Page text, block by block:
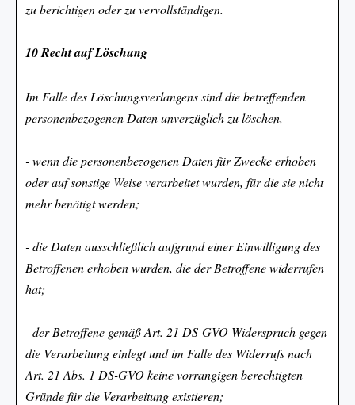
zu berichtigen oder zu vervollständigen.
10 Recht auf Löschung
Im Falle des Löschungsverlangens sind die betreffenden
personenbezogenen Daten unverzüglich zu löschen,
- wenn die personenbezogenen Daten für Zwecke erhoben
oder auf sonstige Weise verarbeitet wurden, für die sie nicht
mehr benötigt werden;
- die Daten ausschließlich aufgrund einer Einwilligung des
Betroffenen erhoben wurden, die der Betroffene widerrufen
hat;
- der Betroffene gemäß Art. 21 DS-GVO Widerspruch gegen
die Verarbeitung einlegt und im Falle des Widerrufs nach
Art. 21 Abs. 1 DS-GVO keine vorrangigen berechtigten
Gründe für die Verarbeitung existieren;